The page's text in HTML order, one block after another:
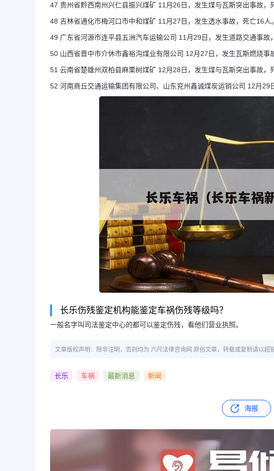
47 贵州省黔西南州兴仁县振兴煤矿 11月26日，发生煤与瓦斯突出事故，
48 吉林省通化市梅河口市中和煤矿 11月27日，发生透水事故，死亡16人。
49 广东省河源市连平县五洲汽车运输公司 11月29日，发生道路交通事故
50 山西省晋中市介休市鑫裕沟煤业有限公司 12月27日，发生瓦斯燃烧事
51 云南省楚雄州双柏县麻栗树煤矿 12月28日，发生煤与瓦斯突出事故，
52 河南商丘交通运输集团有限公司、山东兖州鑫诚煤炭运销公司 12月29
长乐伤残鉴定机构能鉴定车祸伤残等级吗？
一般名字叫司法鉴定中心的都可以鉴定伤残，看他们营业执照。
文章版权声明：除非注明，否则均为 六尺法律咨询网 原创文章，转载或复制请以超
长乐 车祸 最新消息 新闻
海报